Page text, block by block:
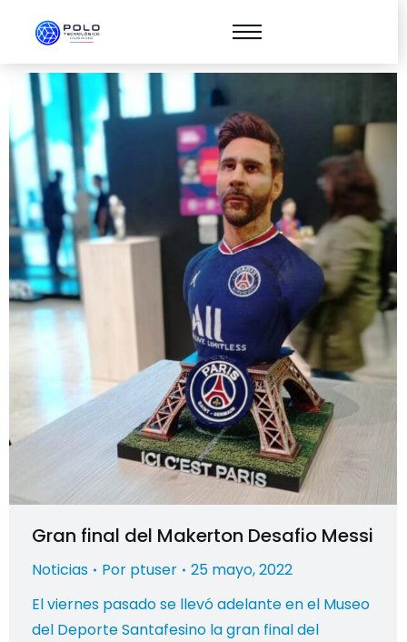
Gran final del Makerton Desafio Messi
Noticias Por ptuser
25 mayo, 2022
El viernes pasado se llevó adelante en el Museo
del Deporte Santafesino la gran final del